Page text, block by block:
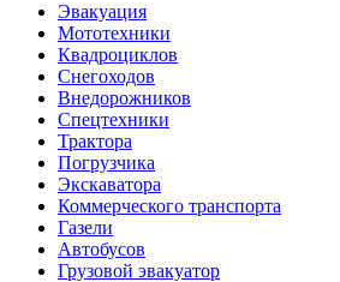
Эвакуация
Мототехники
Квадроциклов
Снегоходов
Внедорожников
Спецтехники
Трактора
Погрузчика
Экскаватора
Коммерческого транспорта
Газели
Автобусов
Грузовой эвакуатор